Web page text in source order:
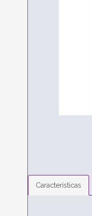
Características